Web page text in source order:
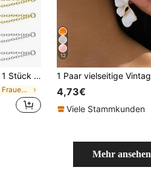
Ohrringkette mit flachem Rücken Knorpel Helix Piercing Feiner Schmuck
in Diamant Frauen Ohrringe
12
4,73€
Viele Stammkunden
Mehr ansehen